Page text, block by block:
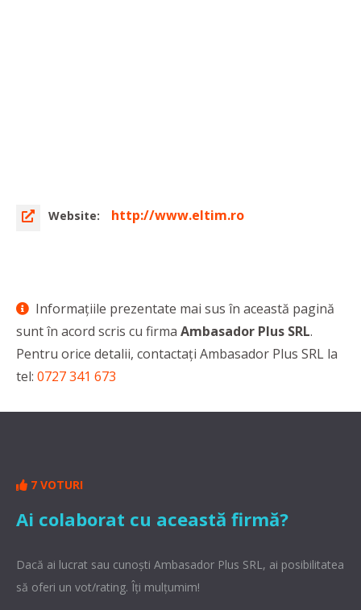
Website: http://www.eltim.ro
Informaţiile prezentate mai sus în această pagină
sunt în acord scris cu firma Ambasador Plus SRL.
Pentru orice detalii, contactaţi Ambasador Plus SRL la
tel: 0727 341 673
7 VOTURI
Ai colaborat cu această firmă?
Dacă ai lucrat sau cunoşti Ambasador Plus SRL, ai posibilitatea
să oferi un vot/rating. Îți mulțumim!